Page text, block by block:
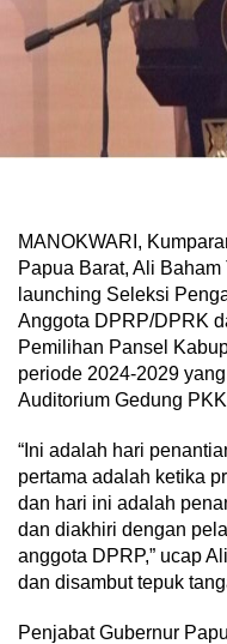
MANOKWARI,
Papua Barat, Ali
launching Seleksi
Anggota DPRP/DPRK
Pemilihan Pansel
periode 2024-2029
Auditorium Gedung
“Ini adalah hari
pertama adalah ketika
dan hari ini adalah
dan diakhiri dengan
anggota DPRP,” ucap
dan disambut tepuk
Penjabat Gubernur